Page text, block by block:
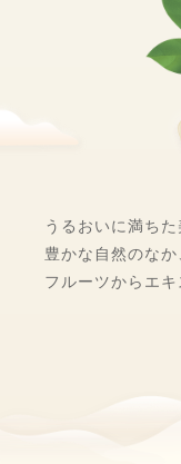
うるおいに満ちた
豊かな自然のな
フルーツからエキ